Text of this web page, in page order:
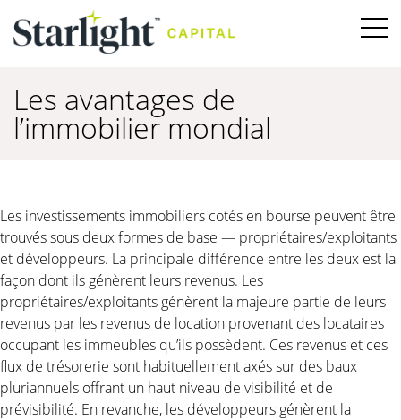
Les avantages de
l’immobilier mondial
Les investissements immobiliers cotés en bourse peuvent être
trouvés sous deux formes de base — propriétaires/exploitants
et développeurs. La principale différence entre les deux est la
façon dont ils génèrent leurs revenus. Les
propriétaires/exploitants génèrent la majeure partie de leurs
revenus par les revenus de location provenant des locataires
occupant les immeubles qu’ils possèdent. Ces revenus et ces
flux de trésorerie sont habituellement axés sur des baux
pluriannuels offrant un haut niveau de visibilité et de
prévisibilité. En revanche, les développeurs génèrent la